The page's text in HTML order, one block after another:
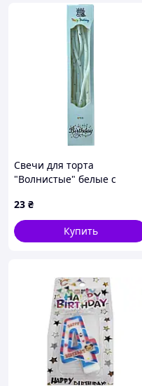
Свечи для торта
"Волнистые" белые с
6 шт
23 ₴
Купить